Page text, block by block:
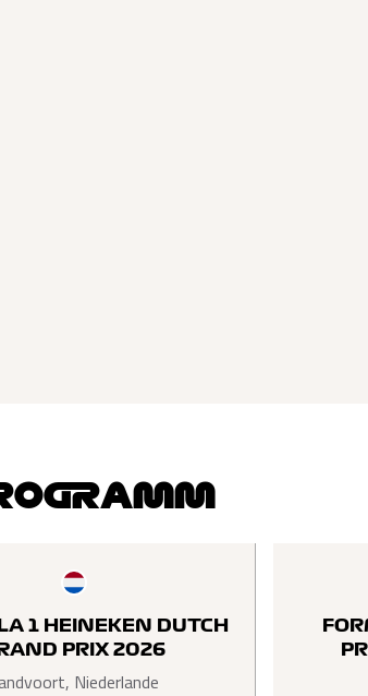
1 HEINEKEN DUTCH
PRIX 2026
Niederlande